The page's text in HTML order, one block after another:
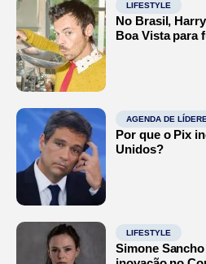
LIFESTYLE
No Brasil,
Boa Vista para
AGENDA DE
Por que o Pix
Unidos?
LIFESTYLE
Simone